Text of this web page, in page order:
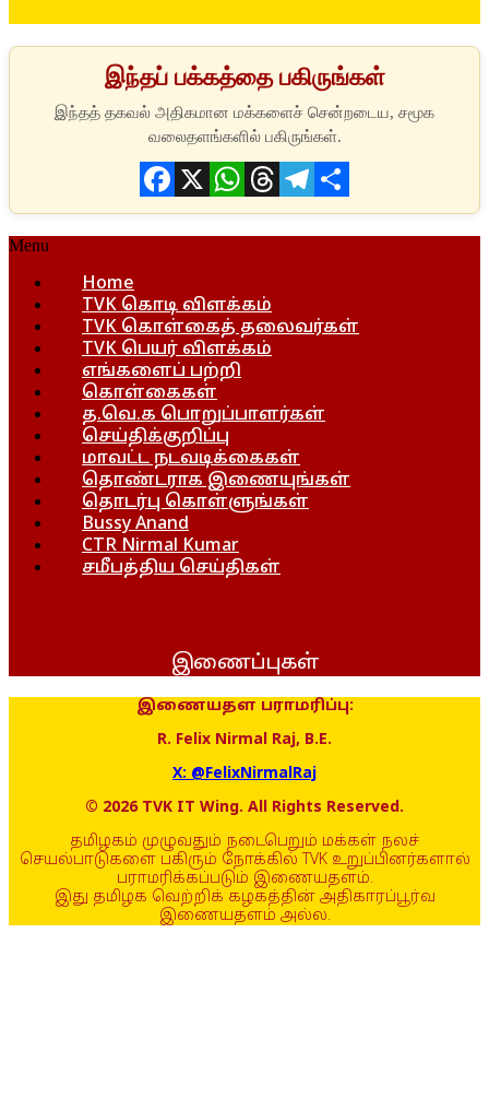
இந்தப் பக்கத்தை பகிருங்கள்
Facebook
X WhatsApp
ThreadsTelegram
Share
Menu
Home
TVK கொடி விளக்கம்
TVK கொள்கைத் தலைவர்கள்
TVK பெயர் விளக்கம்
எங்களைப் பற்றி
கொள்கைகள்
த.வெ.க பொறுப்பாளர்கள்
செய்திக்குறிப்பு
மாவட்ட நடவடிக்கைகள்
தொண்டராக இணையுங்கள்
தொடர்பு கொள்ளுங்கள்
Bussy Anand
CTR Nirmal Kumar
சமீபத்திய செய்திகள்
இணைப்புகள்
இணையதள பராமரிப்பு:
R. Felix Nirmal Raj, B.E.
X: @FelixNirmalRaj
© 2026 TVK IT Wing. All Rights Reserved.
தமிழகம் முழுவதும் நடைபெறும் மக்கள் நலச்
செயல்பாடுகளை பகிரும் நோக்கில் TVK உறுப்பினர்களால்
பராமரிக்கப்படும் இணையதளம்.
இது தமிழக வெற்றிக் கழகத்தின் அதிகாரப்பூர்வ
இணையதளம் அல்ல.